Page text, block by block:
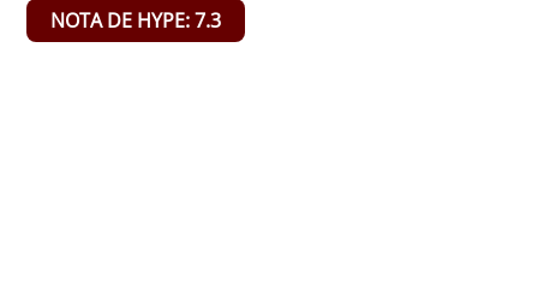
NOTA DE HYPE: 7.3